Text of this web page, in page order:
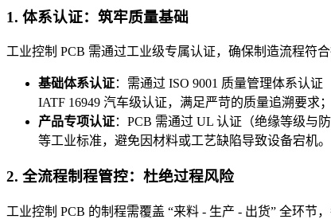
1. 体系认证：筑牢质量基础
工业控制 PCB 需通过工业级专属认证，确保制造流程符合
基础体系认证：需通过 ISO 9001 质量管理体系认
IATF 16949 汽车级认证，满足严苛的质量追溯要求；
产品专项认证：PCB 需通过 UL 认证（绝缘等级与
等工业标准，避免因材料或工艺缺陷导致设备宕机。
2. 全流程制程管控：杜绝过程风险
工业控制 PCB 的制程需覆盖 “来料 - 生产 - 出货” 全环节